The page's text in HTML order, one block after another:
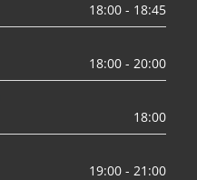
18:00 - 18:45
18:00 - 20:00
18:00
19:00 - 21:00